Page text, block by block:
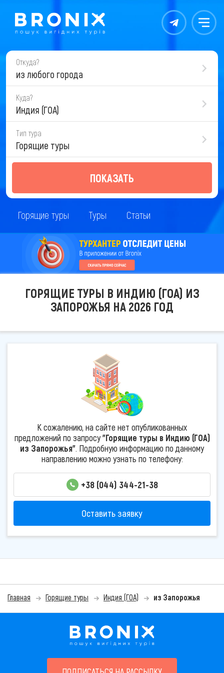
Контакты Меню
Откуда?
из любого города
Куда?
Индия (ГОА)
Тип тура
Горящие туры
ПОКАЗАТЬ
Горящие туры Туры Статьи
ГОРЯЩИЕ ТУРЫ В ИНДИЮ (ГОА) ИЗ
ЗАПОРОЖЬЯ НА 2026 ГОД
К сожалению, на сайте нет опубликованных
предложений по запросу"Горящие туры в Индию (ГОА)
из Запорожья". Подробную информацию по данному
направлению можно узнать по телефону:
+38 (044) 344-21-38
Оставить заявку
Главная Горящие туры Индия (ГОА) из Запорожья